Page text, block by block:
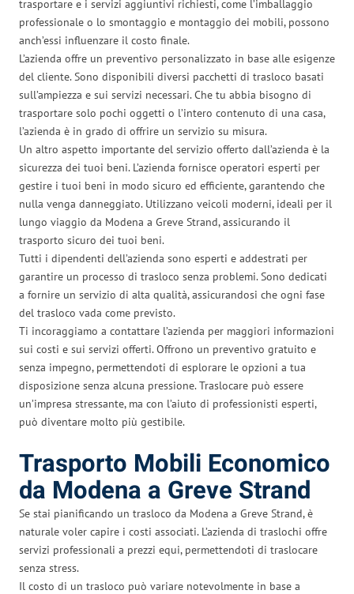
trasportare e i servizi aggiuntivi richiesti, come l’imballaggio
professionale o lo smontaggio e montaggio dei mobili, possono
anch’essi influenzare il costo finale.
L’azienda offre un preventivo personalizzato in base alle esigenze
del cliente. Sono disponibili diversi pacchetti di trasloco basati
sull’ampiezza e sui servizi necessari. Che tu abbia bisogno di
trasportare solo pochi oggetti o l’intero contenuto di una casa,
l’azienda è in grado di offrire un servizio su misura.
Un altro aspetto importante del servizio offerto dall’azienda è la
sicurezza dei tuoi beni. L’azienda fornisce operatori esperti per
gestire i tuoi beni in modo sicuro ed efficiente, garantendo che
nulla venga danneggiato. Utilizzano veicoli moderni, ideali per il
lungo viaggio da Modena a Greve Strand, assicurando il
trasporto sicuro dei tuoi beni.
Tutti i dipendenti dell’azienda sono esperti e addestrati per
garantire un processo di trasloco senza problemi. Sono dedicati
a fornire un servizio di alta qualità, assicurandosi che ogni fase
del trasloco vada come previsto.
Ti incoraggiamo a contattare l’azienda per maggiori informazioni
sui costi e sui servizi offerti. Offrono un preventivo gratuito e
senza impegno, permettendoti di esplorare le opzioni a tua
disposizione senza alcuna pressione. Traslocare può essere
un’impresa stressante, ma con l’aiuto di professionisti esperti,
può diventare molto più gestibile.
Trasporto Mobili Economico
da Modena a Greve Strand
Se stai pianificando un trasloco da Modena a Greve Strand, è
naturale voler capire i costi associati. L’azienda di traslochi offre
servizi professionali a prezzi equi, permettendoti di traslocare
senza stress.
Il costo di un trasloco può variare notevolmente in base a